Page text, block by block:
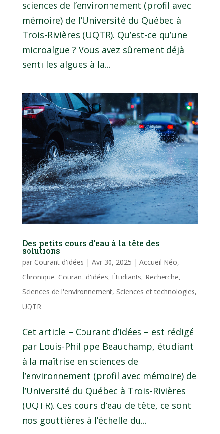
sciences de l’environnement (profil avec
mémoire) de l’Université du Québec à
Trois-Rivières (UQTR). Qu’est-ce qu’une
microalgue ? Vous avez sûrement déjà
senti les algues à la...
Des petits cours d’eau à la tête des
solutions
par Courant d'idées | Avr 30, 2025 | Accueil Néo,
Chronique, Courant d'idées, Étudiants, Recherche,
Sciences de l'environnement, Sciences et technologies,
UQTR
Cet article – Courant d’idées – est rédigé
par Louis-Philippe Beauchamp, étudiant
à la maîtrise en sciences de
l’environnement (profil avec mémoire) de
l’Université du Québec à Trois-Rivières
(UQTR). Ces cours d’eau de tête, ce sont
nos gouttières à l’échelle du...